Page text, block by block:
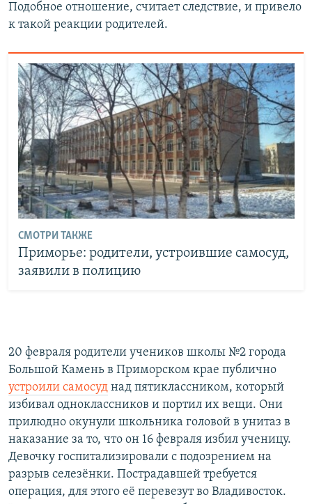
Подобное отношение, считает следствие, и привело
к такой реакции родителей.
СМОТРИ ТАКЖЕ
Приморье: родители, устроившие самосуд,
заявили в полицию
20 февраля родители учеников школы №2 города
Большой Камень в Приморском крае публично
устроили самосуд над пятиклассником, который
избивал одноклассников и портил их вещи. Они
прилюдно окунули школьника головой в унитаз в
наказание за то, что он 16 февраля избил ученицу.
Девочку госпитализировали с подозрением на
разрыв селезёнки. Пострадавшей требуется
операция, для этого её перевезут во Владивосток.